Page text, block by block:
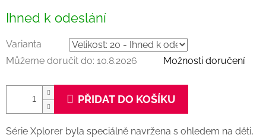
cena:
Ihned k odeslání
Varianta
Můžeme doručit do: 10.8.2026 Možnosti doručení
PŘIDAT DO KOŠÍKU
Série Xplorer byla speciálně navržena s ohledem na děti,